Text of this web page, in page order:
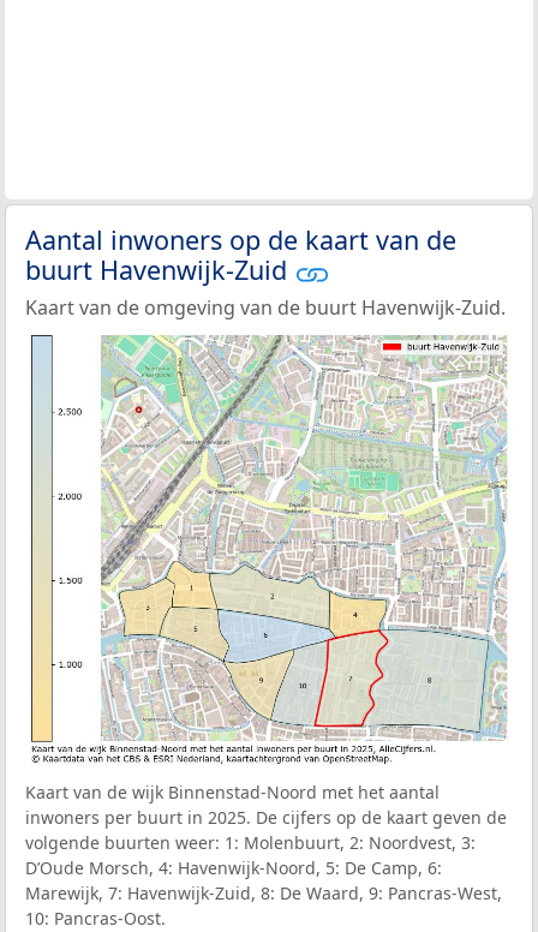
Aantal inwoners op de kaart van de
buurt Havenwijk-Zuid
Kaart van de omgeving van de buurt Havenwijk-Zuid.
Kaart van de wijk Binnenstad-Noord met het aantal
inwoners per buurt in 2025. De cijfers op de kaart geven de
volgende buurten weer: 1: Molenbuurt, 2: Noordvest, 3:
D’Oude Morsch, 4: Havenwijk-Noord, 5: De Camp, 6:
Marewijk, 7: Havenwijk-Zuid, 8: De Waard, 9: Pancras-West,
10: Pancras-Oost.